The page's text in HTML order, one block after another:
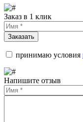
Заказ в 1 клик
Заказать
принимаю условия
Напишите отзыв